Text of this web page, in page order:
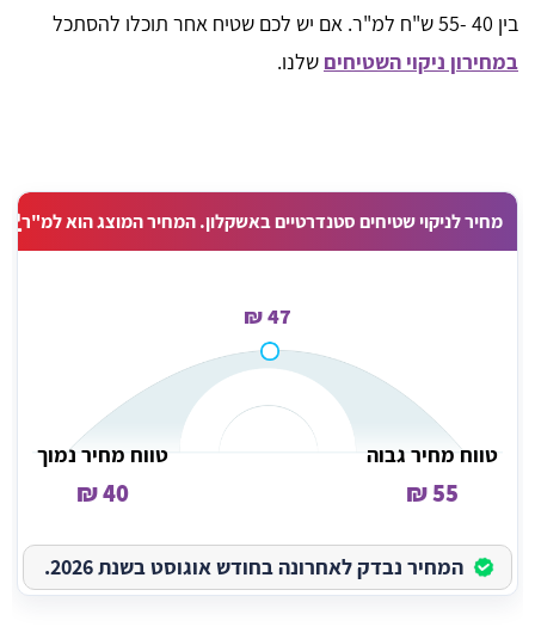
בין 40 -55 ש"ח למ"ר. אם יש לכם שטיח אחר תוכלו להסתכל
במחירון ניקוי השטיחים שלנו.
מחיר לניקוי שטיחים סטנדרטיים באשקלון. המחיר המוצג הוא למ"ר
47 ₪
טווח מחיר גבוה
55 ₪
טווח מחיר נמוך
40 ₪
המחיר נבדק לאחרונה בחודש אוגוסט בשנת 2026.